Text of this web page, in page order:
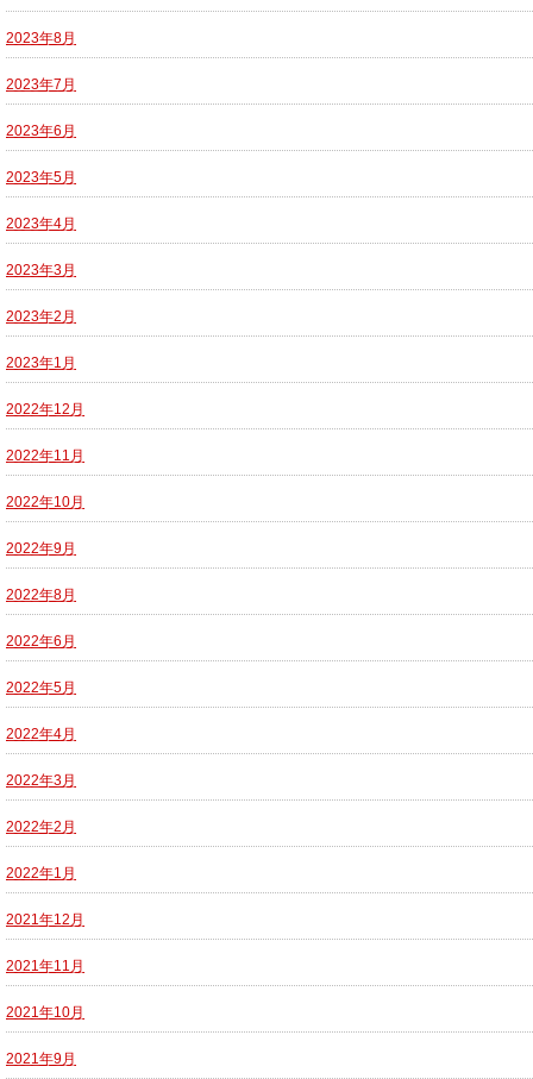
2023年8月
2023年7月
2023年6月
2023年5月
2023年4月
2023年3月
2023年2月
2023年1月
2022年12月
2022年11月
2022年10月
2022年9月
2022年8月
2022年6月
2022年5月
2022年4月
2022年3月
2022年2月
2022年1月
2021年12月
2021年11月
2021年10月
2021年9月